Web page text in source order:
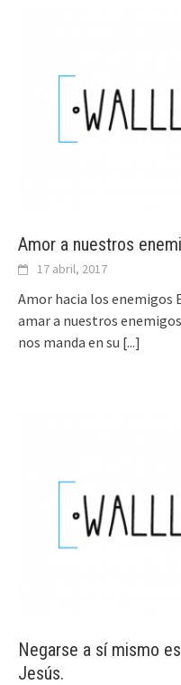
Amor a nuestros
17 abril, 2017
Amor hacia los enemigos
amar a nuestros
nos manda en su [...]
Negarse a sí mismo
Jesús.